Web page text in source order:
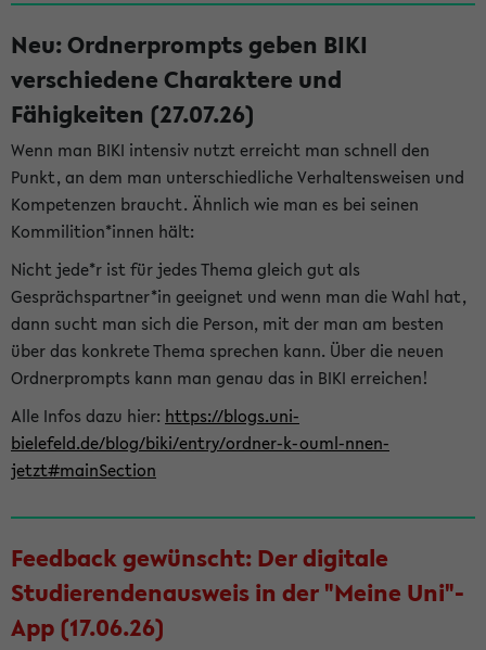
Neu: Ordnerprompts geben BIKI
verschiedene Charaktere und
Fähigkeiten (27.07.26)
Wenn man BIKI intensiv nutzt erreicht man schnell den
Punkt, an dem man unterschiedliche Verhaltensweisen und
Kompetenzen braucht. Ähnlich wie man es bei seinen
Kommilition*innen hält:
Nicht jede*r ist für jedes Thema gleich gut als
Gesprächspartner*in geeignet und wenn man die Wahl hat,
dann sucht man sich die Person, mit der man am besten
über das konkrete Thema sprechen kann. Über die neuen
Ordnerprompts kann man genau das in BIKI erreichen!
Alle Infos dazu hier: https://blogs.uni-
bielefeld.de/blog/biki/entry/ordner-k-ouml-nnen-
jetzt#mainSection
Feedback gewünscht: Der digitale
Studierendenausweis in der "Meine Uni"-
App (17.06.26)